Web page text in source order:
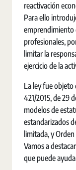
reactivación
Para ello
emprendimiento
profesionales,
limitar la
ejercicio de la
La ley fue objeto
421/2015, de 29
modelos de
estandarizados
limitada, y
Vamos a
que puede